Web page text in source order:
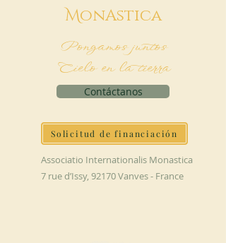
MonAstica
Pongamos juntos
Cielo en la tierra
Contáctanos
Solicitud de financiación
Associatio Internationalis Monastica
7 rue d’Issy, 92170 Vanves - France